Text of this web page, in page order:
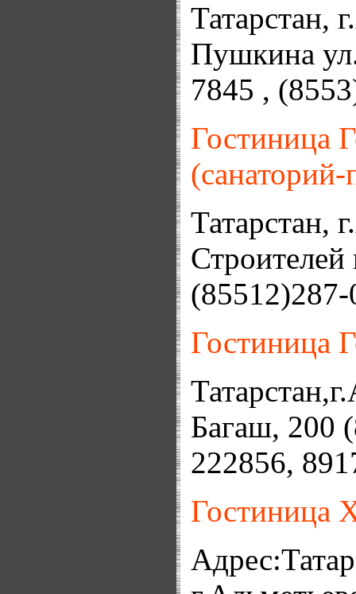
Татарстан,
Пушкина
7845 ,
Гостиница
Татарстан,
Гостиница
Багаш, 200
222856,
Гостиница